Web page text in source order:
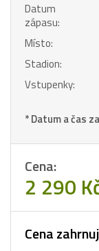
Datum
zápasu:
Místo:
Stadion:
Vstupenky:
* Datum a čas
Cena:
2 290
Cena